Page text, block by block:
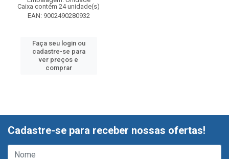
Caixa contém 24 unidade(s)
EAN: 9002490280932
Faça seu login ou
cadastre-se para
ver preços e
comprar
Cadastre-se para receber nossas ofertas!